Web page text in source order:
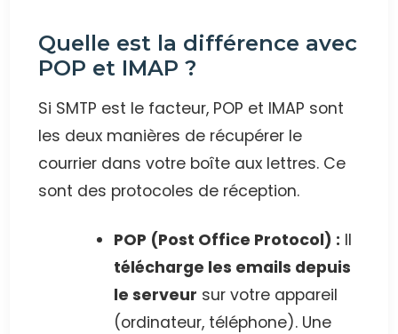
Quelle est la différence avec
POP et IMAP ?
Si SMTP est le facteur, POP et IMAP sont
les deux manières de récupérer le
courrier dans votre boîte aux lettres. Ce
sont des protocoles de réception.
POP (Post Office Protocol) : Il
télécharge les emails depuis
le serveur sur votre appareil
(ordinateur, téléphone). Une